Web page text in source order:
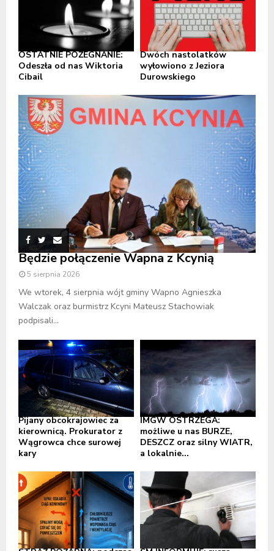
OSTATNIE POŻEGNANIE:
Odeszła od nas Wiktoria
Cibail
Dwóch nastolatków
wyłowiono z Jeziora
Durowskiego
Będzie połączenie Wapna z Kcynią
5 sierpnia 2026
We wtorek, 4 sierpnia wójt gminy Wapno Agnieszka
Walczak oraz burmistrz Kcyni Mateusz Stachowiak
podpisali...
Pijany obcokrajowiec za
kierownicą. Prokurator z
Wągrowca chce surowej
kary
IMGW OSTRZEGA:
możliwe u nas BURZE,
DESZCZ oraz silny WIATR,
a lokalnie...